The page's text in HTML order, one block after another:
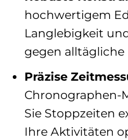
hochwertigem
Langlebigkeit
gegen
Präzise
Chronographen-
Sie Stoppzeiten
Ihre Aktivitäten